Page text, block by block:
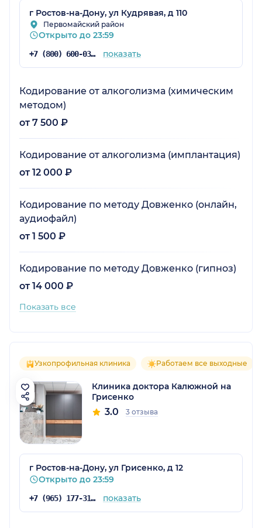
г Ростов-на-Дону, ул Кудрявая, д 110
Первомайский район
Открыто до 23:59
+7 (800) 600-03-24 показать
Кодирование от алкоголизма (химическим
методом)
от 7 500 ₽
Кодирование от алкоголизма (имплантация)
от 12 000 ₽
Кодирование по методу Довженко (онлайн,
аудиофайл)
от 1 500 ₽
Кодирование по методу Довженко (гипноз)
от 14 000 ₽
Показать все
Узкопрофильная клиника Работаем все выходные
Клиника доктора Калюжной на
Грисенко
3.0 3 отзыва
г Ростов-на-Дону, ул Грисенко, д 12
Открыто до 23:59
+7 (965) 177-31-35 показать